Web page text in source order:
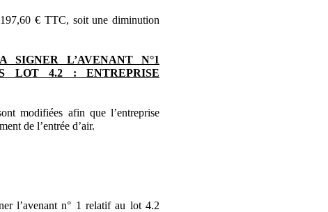
€ TTC, soit une diminution
SIGNER L’AVENANT N°1
LOT 4.2 : ENTREPRISE
modifiées afin que l’entreprise
de l’entrée d’air.
l’avenant n° 1 relatif au lot 4.2